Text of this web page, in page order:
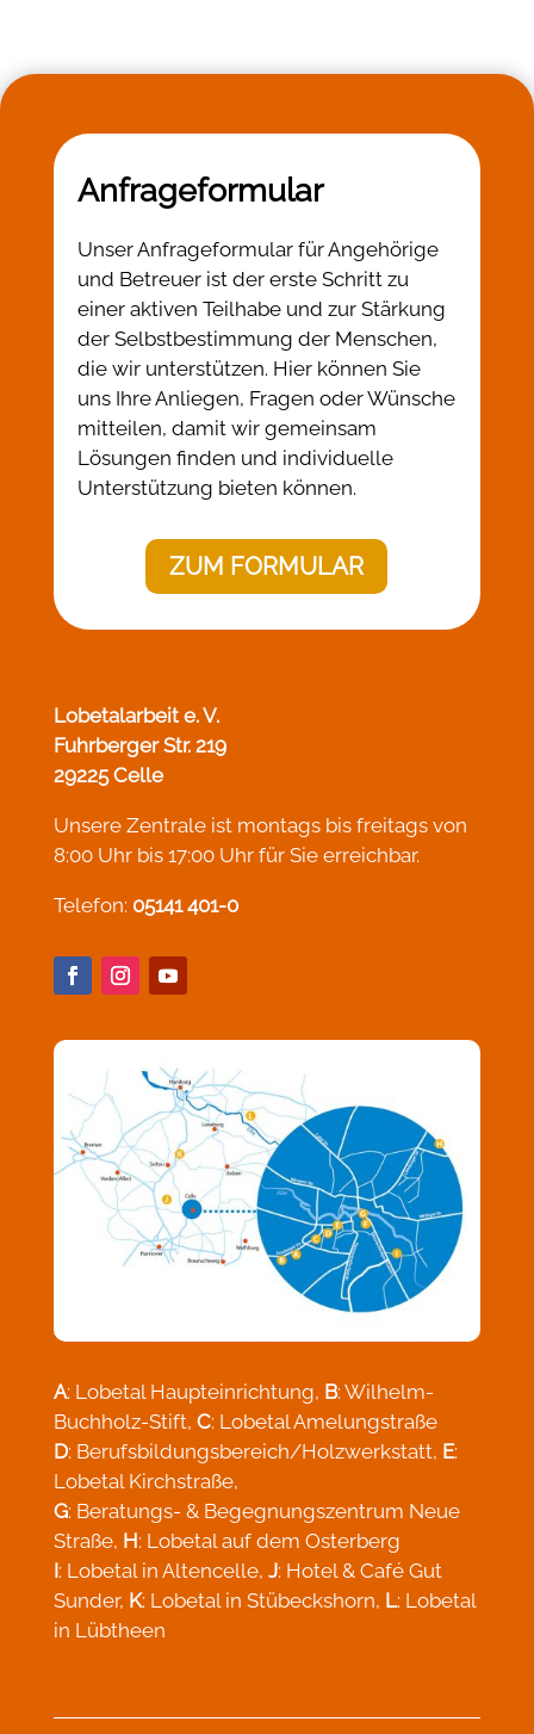
Anfrageformular
Unser Anfrageformular für Angehörige
und Betreuer ist der erste Schritt zu
einer aktiven Teilhabe und zur Stärkung
der Selbstbestimmung der Menschen,
die wir unterstützen. Hier können Sie
uns Ihre Anliegen, Fragen oder Wünsche
mitteilen, damit wir gemeinsam
Lösungen finden und individuelle
Unterstützung bieten können.
ZUM FORMULAR
Lobetalarbeit e. V.
Fuhrberger Str. 219
29225 Celle
Unsere Zentrale ist montags bis freitags von
8:00 Uhr bis 17:00 Uhr für Sie erreichbar.
Telefon: 05141 401-0
A: Lobetal Haupteinrichtung, B: Wilhelm-
Buchholz-Stift, C: Lobetal Amelungstraße
D: Berufsbildungsbereich/Holzwerkstatt, E:
Lobetal Kirchstraße,
G: Beratungs- & Begegnungszentrum Neue
Straße, H: Lobetal auf dem Osterberg
I: Lobetal in Altencelle, J: Hotel & Café Gut
Sunder, K: Lobetal in Stübeckshorn, L: Lobetal
in Lübtheen